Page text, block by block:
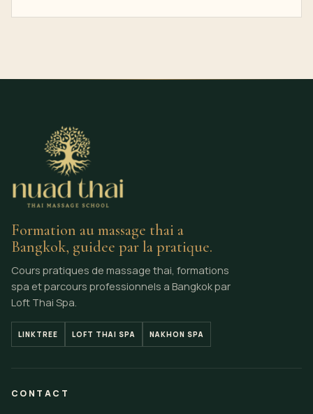
Formation au massage thai a
Bangkok, guidee par la pratique.
Cours pratiques de massage thai, formations
spa et parcours professionnels a Bangkok par
Loft Thai Spa.
LINKTREE LOFT THAI SPA NAKHON SPA
CONTACT